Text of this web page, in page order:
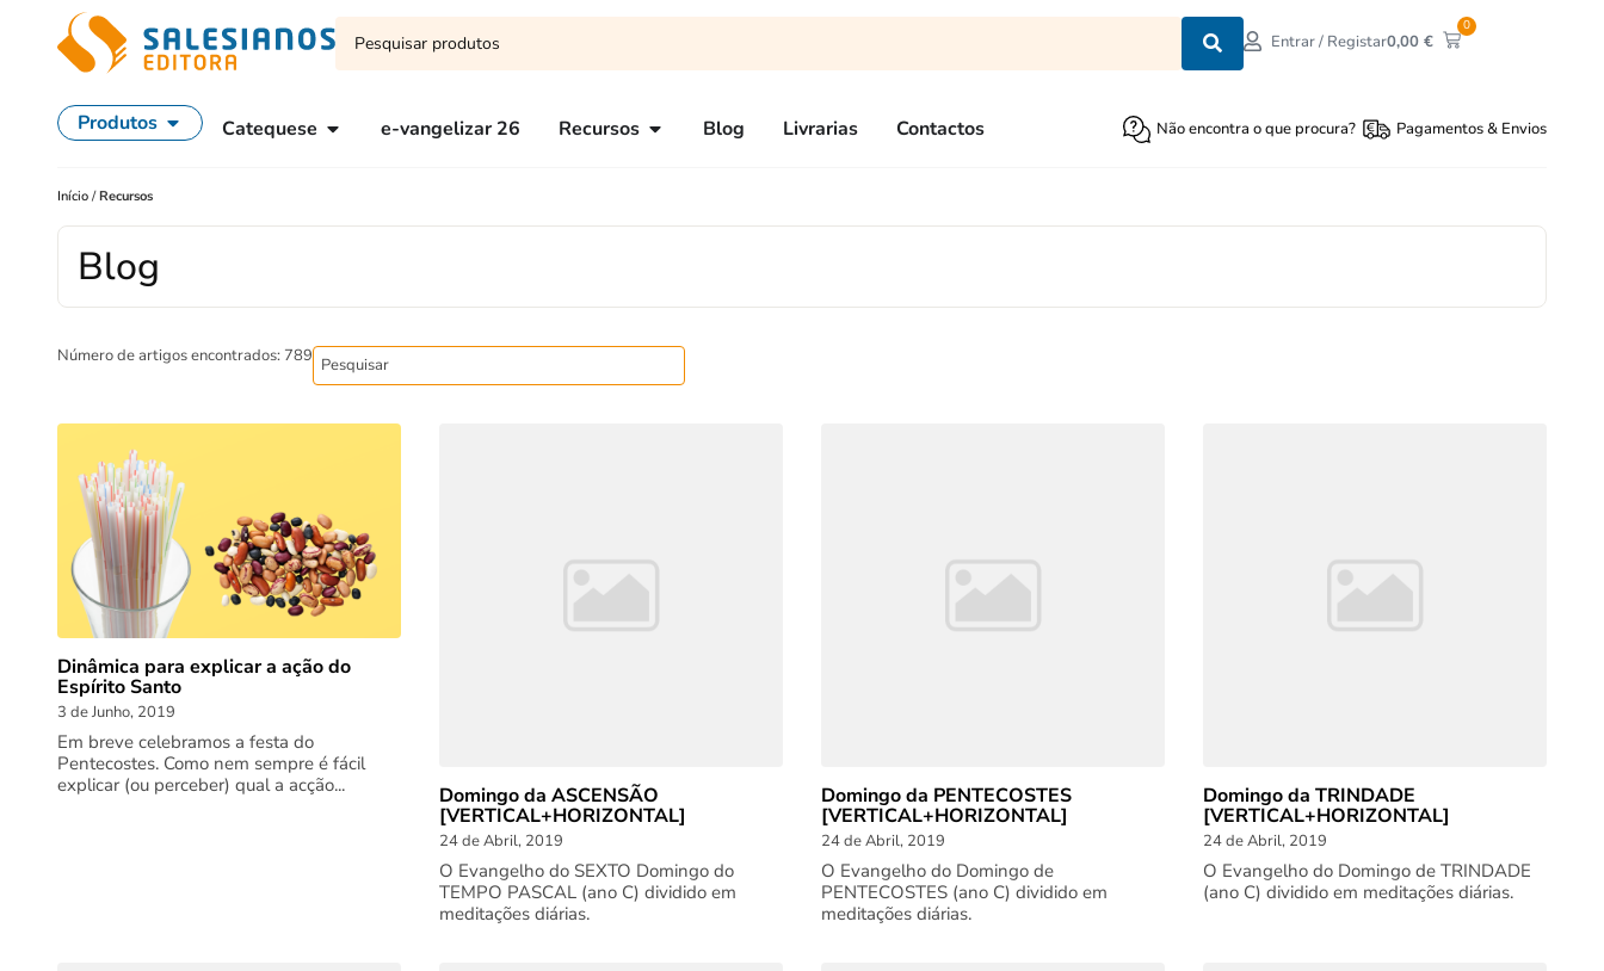
Entrar / Registar0,00€
0
Produtos Catequese e-vangelizar 26 Recursos Blog Livrarias Contactos Não encontra o que procura? Pagamentos & Envios
Início /Recursos
Blog
Número de artigos encontrados: 789
Dinâmica para explicar a ação do
Espírito Santo
3 de Junho, 2019
Em breve celebramos a festa do
Pentecostes. Como nem sempre é fácil
explicar (ou perceber) qual a acção...
Domingo da ASCENSÃO
[VERTICAL+HORIZONTAL]
24 de Abril, 2019
O Evangelho do SEXTO Domingo do
TEMPO PASCAL (ano C) dividido em
meditações diárias.
Domingo da PENTECOSTES
[VERTICAL+HORIZONTAL]
24 de Abril, 2019
O Evangelho do Domingo de
PENTECOSTES (ano C) dividido em
meditações diárias.
Domingo da TRINDADE
[VERTICAL+HORIZONTAL]
24 de Abril, 2019
O Evangelho do Domingo de TRINDADE
(ano C) dividido em meditações diárias.